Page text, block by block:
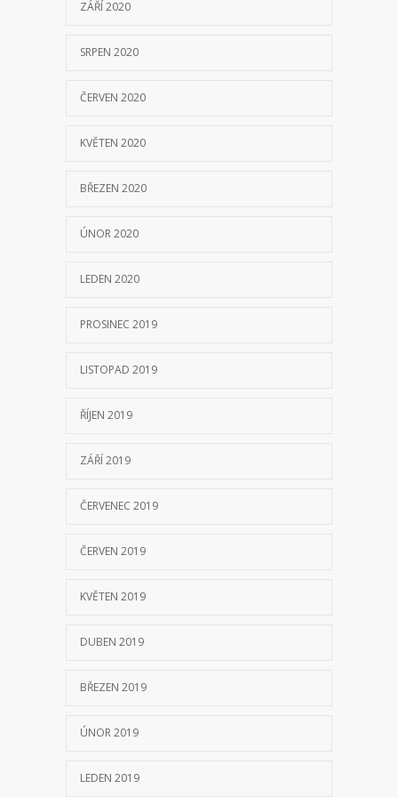
ZÁŘÍ 2020
SRPEN 2020
ČERVEN 2020
KVĚTEN 2020
BŘEZEN 2020
ÚNOR 2020
LEDEN 2020
PROSINEC 2019
LISTOPAD 2019
ŘÍJEN 2019
ZÁŘÍ 2019
ČERVENEC 2019
ČERVEN 2019
KVĚTEN 2019
DUBEN 2019
BŘEZEN 2019
ÚNOR 2019
LEDEN 2019